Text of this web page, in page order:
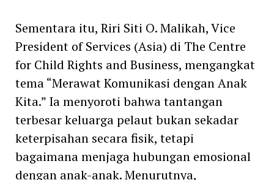
Sementara itu, Riri Siti O. Malikah, Vice
President of Services (Asia) di The Centre
for Child Rights and Business, mengangkat
tema “Merawat Komunikasi dengan Anak
Kita.” Ia menyoroti bahwa tantangan
terbesar keluarga pelaut bukan sekadar
keterpisahan secara fisik, tetapi
bagaimana menjaga hubungan emosional
dengan anak-anak. Menurutnya,